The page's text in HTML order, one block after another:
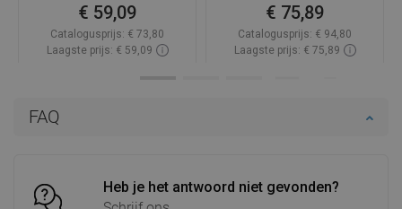
FAQ
Heb je het antwoord niet gevonden?
€ 59,09
Catalogusprijs: € 73,80
Laagste prijs: € 59,09
€ 75,89
Catalogusprijs: € 94,80
Laagste prijs: € 75,89